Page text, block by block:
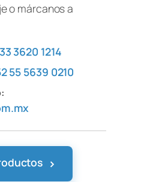
o márcanos a
3620 1214
55 5639 0210
›